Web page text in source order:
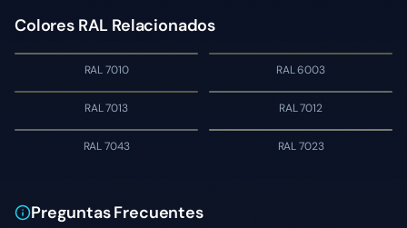
Colores RAL Relacionados
RAL 7010 RAL 6003
RAL 7013 RAL 7012
RAL 7043 RAL 7023
Preguntas Frecuentes